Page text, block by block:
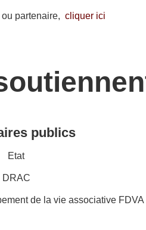
partenaire, cliquer ici
publics
Etat
DRAC
de la vie associative FDVA